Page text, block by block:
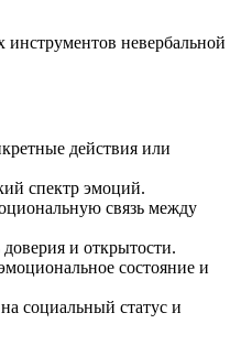
инструментов невербальной
действия или
спектр эмоций.
связь между
и открытости.
состояние и
социальный статус и